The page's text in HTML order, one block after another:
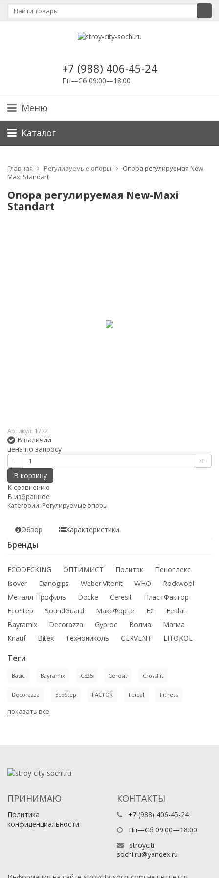
+7 (988) 406-45-24
Пн—Сб 09:00—18:00
Меню
Каталог
Главная Регулируемые опоры
Опора регулируемая New-
Maxi Standart
Опора регулируемая New-Maxi
Standart
Артикул: 1772
В наличии
цена по запросу
-
+
В корзину
К сравнению
В избранное
Категории: Регулируемые опоры
Обзор Характеристики
Бренды
ECODECKING ОПТИМИСТ Политэк
Пеноплекс
Isover
Danogips Weber.Vitonit WHO
Rockwool
Металл-Профиль
Docke Ceresit
ПластФактор
EcoStep
SoundGuard МаксФорте ЕС
Feidal
Bayramix
Decorazza Gyproc Волма
Магма
Knauf
Bitex Технониколь GERVENT LITOKOL
Теги
Basic Bayramix CS25 Ceresit CrossFit
Decorazza EcoStep FACTOR Feidal Fitness
показать все
ПРИНИМАЮ
Политика
конфиденциальности
КОНТАКТЫ
+7 (988) 406-45-24
Пн—Сб 09:00—18:00
stroyciti-
sochi.ru@yandex.ru